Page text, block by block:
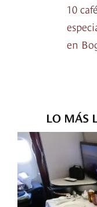
10
en
LO MÁS